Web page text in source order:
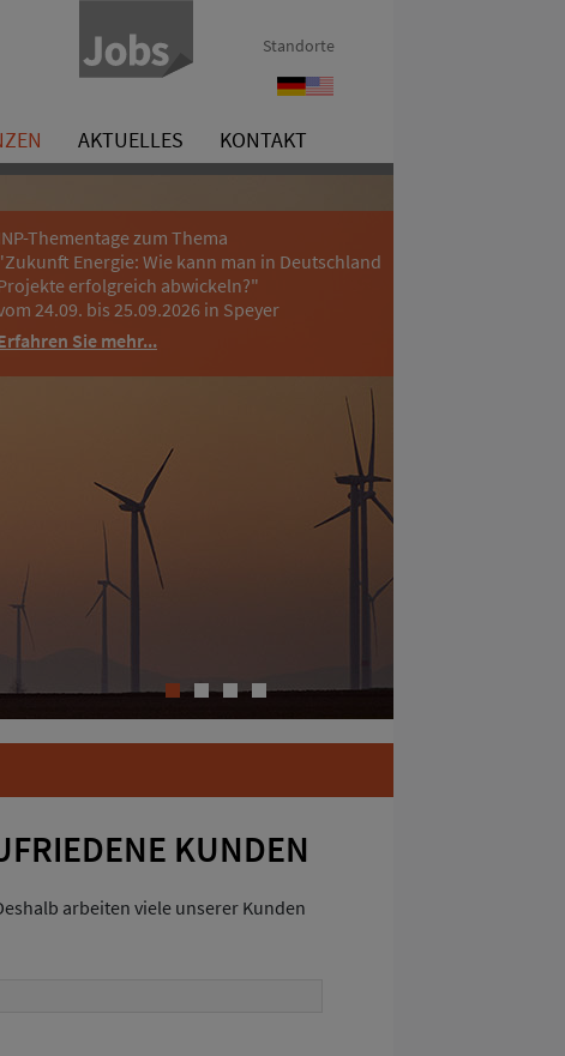
Standorte
AKTUELLES KONTAKT
Referenzen
References
Thementage zum Thema
Energie: Wie kann man in Deutschland
erfolgreich abwickeln?"
24.09. bis 25.09.2026 in Speyer
Sie mehr...
1
2 3 4
KUNDEN
arbeiten viele unserer Kunden